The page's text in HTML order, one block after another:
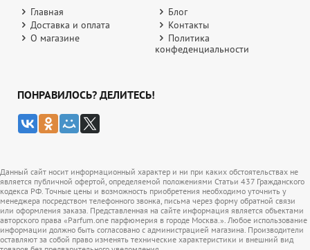
Главная
Блог
Доставка и оплата
Контакты
О магазине
Политика
конфеденциальности
ПОНРАВИЛОСЬ? ДЕЛИТЕСЬ!
Данный сайт носит информационный характер и ни при каких обстоятельствах не
является публичной офертой, определяемой положениями Статьи 437 Гражданского
кодекса РФ. Точные цены и возможность приобретения необходимо уточнить у
менеджера посредством телефонного звонка, письма через форму обратной связи
или оформления заказа. Представленная на сайте информация является объектами
авторского права «Parfum.one парфюмерия в городе Москва.». Любое использование
информации должно быть согласовано с администрацией магазина. Производители
оставляют за собой право изменять технические характеристики и внешний вид